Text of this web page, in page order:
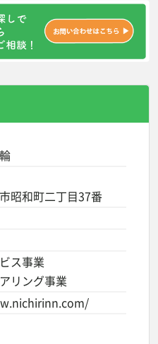
昭和町二丁目37番
ス事業
リング事業